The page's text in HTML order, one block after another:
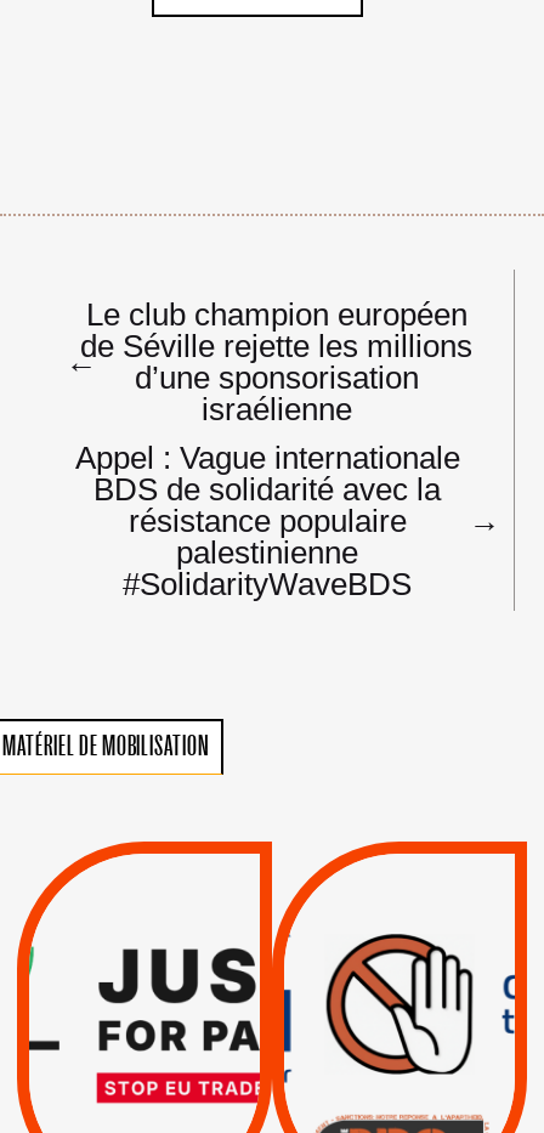
Navigation
de
l’article
←
Le club champion européen
de Séville rejette les millions
d’une sponsorisation
israélienne
Appel : Vague internationale
BDS de solidarité avec la
résistance populaire
palestinienne
#SolidarityWaveBDS
→
MATÉRIEL DE MOBILISATION
VIOLATIONS DES
SUSPENSION
TOTALE DE
L’ACCORD
D’ASSOCIATION UE-
ISRAËL
RESPECT DU DROIT
INTERNATIONAL ?
TRUMP, MACRON :
MÊME COMBAT
| Actus |
| Boycott militaire |